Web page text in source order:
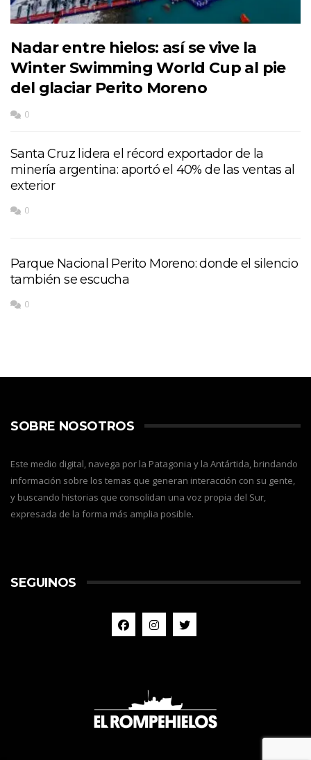
Nadar entre hielos: así se vive la
Winter Swimming World Cup al pie
del glaciar Perito Moreno
0
Santa Cruz lidera el récord exportador de la
minería argentina: aportó el 40% de las ventas al
exterior
0
Parque Nacional Perito Moreno: donde el silencio
también se escucha
0
SOBRE NOSOTROS
Este medio digital, navega por la Patagonia y la Antártida, brindando
información sobre los temas que generan interacción con su gente,
y buscando historias que consolidan una voz propia del Sur,
expresada de la forma más amplia posible.
SEGUINOS